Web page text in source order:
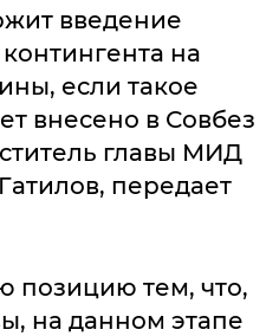
введение
на
если такое
внесено в Совбез
главы МИД
передает
позицию тем, что,
на данном этапе